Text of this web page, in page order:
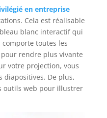
en entreprise
Cela est réalisable
blanc interactif qui
toutes les
rendre plus vivante
votre projection, vous
diapositives. De plus,
outils web pour illustrer